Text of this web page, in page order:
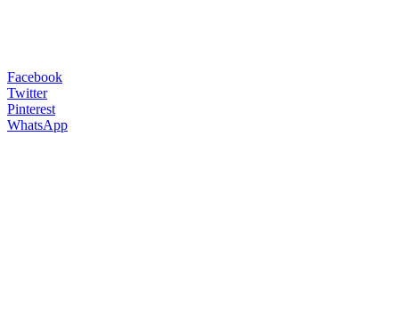
Facebook
Twitter
Pinterest
WhatsApp